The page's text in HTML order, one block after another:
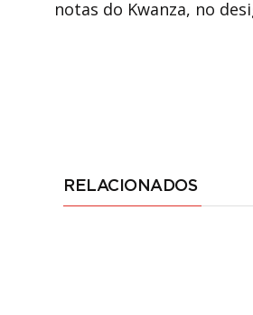
notas do Kwanza, no
RELACIONADOS